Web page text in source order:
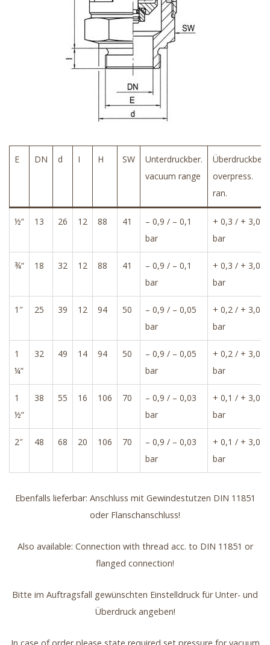
E DN d I H SW
Unterdruckber.
vacuum range
Überdruckber.
overpress.
ran.
½“ 13 26 12 88 41
– 0,9 / – 0,1
bar
+ 0,3 / + 3,0
bar
¾“ 18 32 12 88 41
– 0,9 / – 0,1
bar
+ 0,3 / + 3,0
bar
1″ 25 39 12 94 50
– 0,9 / – 0,05
bar
+ 0,2 / + 3,0
bar
1
¼“
32 49 14 94 50
– 0,9 / – 0,05
bar
+ 0,2 / + 3,0
bar
1
½“
38 55 16 106 70
– 0,9 / – 0,03
bar
+ 0,1 / + 3,0
bar
2″ 48 68 20 106 70
– 0,9 / – 0,03
bar
+ 0,1 / + 3,0
bar
Ebenfalls lieferbar: Anschluss mit Gewindestutzen DIN 11851
oder Flanschanschluss!
Also available: Connection with thread acc. to DIN 11851 or
flanged connection!
Bitte im Auftragsfall gewünschten Einstelldruck für Unter- und
Überdruck angeben!